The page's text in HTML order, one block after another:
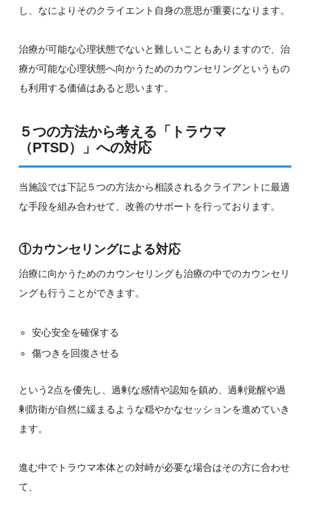
し、なによりそのクライエント自身の意思が重要になります。
治療が可能な心理状態でないと難しいこともありますので、治
療が可能な心理状態へ向かうためのカウンセリングというもの
も利用する価値はあると思います。
５つの方法から考える「トラウマ
（PTSD）」への対応
当施設では下記５つの方法から相談されるクライアントに最適
な手段を組み合わせて、改善のサポートを行っております。
①カウンセリングによる対応
治療に向かうためのカウンセリングも治療の中でのカウンセリ
ングも行うことができます。
安心安全を確保する
傷つきを回復させる
という2点を優先し、過剰な感情や認知を鎮め、過剰覚醒や過
剰防衛が自然に緩まるような穏やかなセッションを進めていき
ます。
進む中でトラウマ本体との対峙が必要な場合はその方に合わせ
て、